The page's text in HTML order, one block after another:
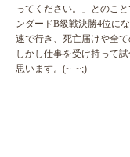
ってください。」とのこ
ンダードB級戦決勝4位に
速で行き、死亡届けや全
しかし仕事を受け持って
思います。(~_~;)